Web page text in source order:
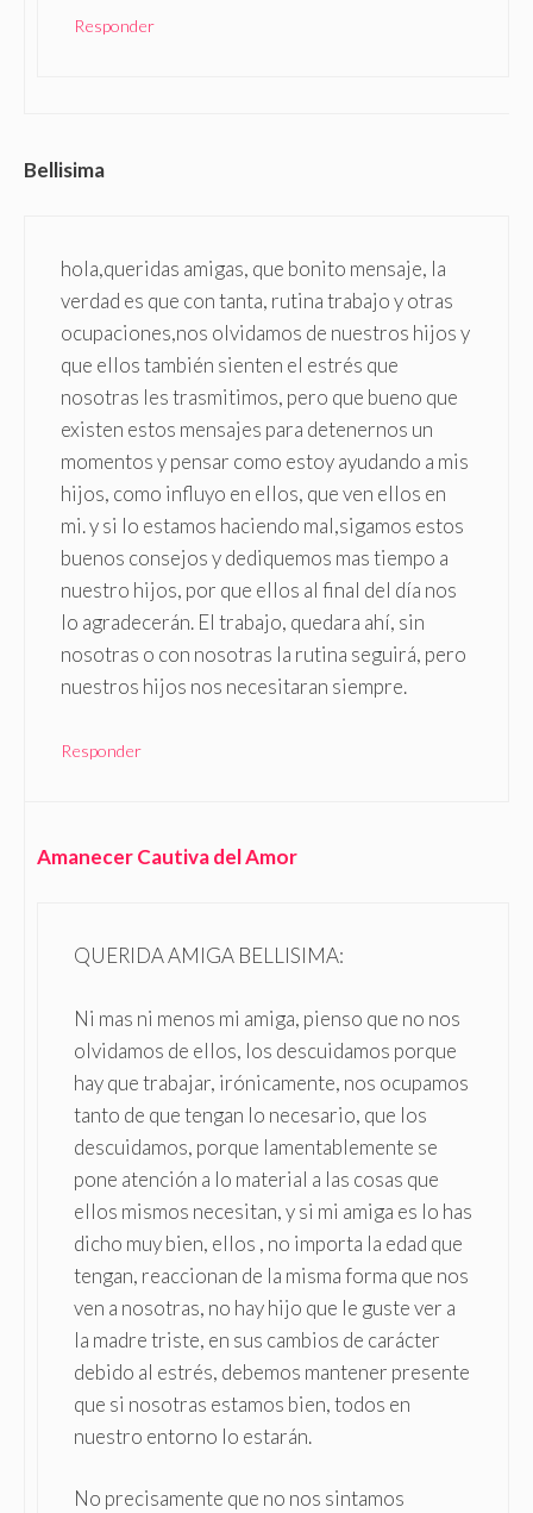
Responder
Bellisima
hola,queridas amigas, que bonito mensaje, la
verdad es que con tanta, rutina trabajo y otras
ocupaciones,nos olvidamos de nuestros hijos y
que ellos también sienten el estrés que
nosotras les trasmitimos, pero que bueno que
existen estos mensajes para detenernos un
momentos y pensar como estoy ayudando a mis
hijos, como influyo en ellos, que ven ellos en
mi. y si lo estamos haciendo mal,sigamos estos
buenos consejos y dediquemos mas tiempo a
nuestro hijos, por que ellos al final del día nos
lo agradecerán. El trabajo, quedara ahí, sin
nosotras o con nosotras la rutina seguirá, pero
nuestros hijos nos necesitaran siempre.
Responder
Amanecer Cautiva del Amor
QUERIDA AMIGA BELLISIMA:
Ni mas ni menos mi amiga, pienso que no nos
olvidamos de ellos, los descuidamos porque
hay que trabajar, irónicamente, nos ocupamos
tanto de que tengan lo necesario, que los
descuidamos, porque lamentablemente se
pone atención a lo material a las cosas que
ellos mismos necesitan, y si mi amiga es lo has
dicho muy bien, ellos , no importa la edad que
tengan, reaccionan de la misma forma que nos
ven a nosotras, no hay hijo que le guste ver a
la madre triste, en sus cambios de carácter
debido al estrés, debemos mantener presente
que si nosotras estamos bien, todos en
nuestro entorno lo estarán.
No precisamente que no nos sintamos